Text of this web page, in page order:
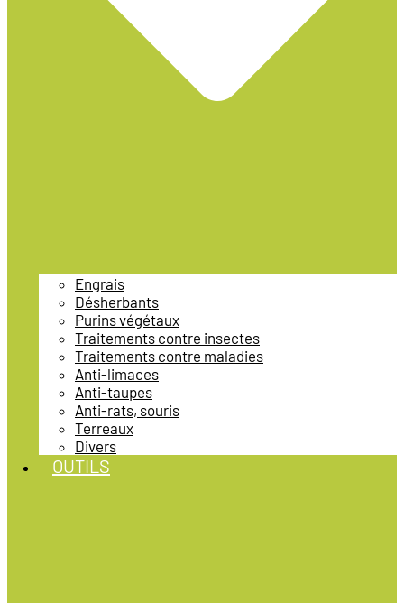
Engrais
Désherbants
Purins végétaux
Traitements contre insectes
Traitements contre maladies
Anti-limaces
Anti-taupes
Anti-rats, souris
Terreaux
Divers
OUTILS